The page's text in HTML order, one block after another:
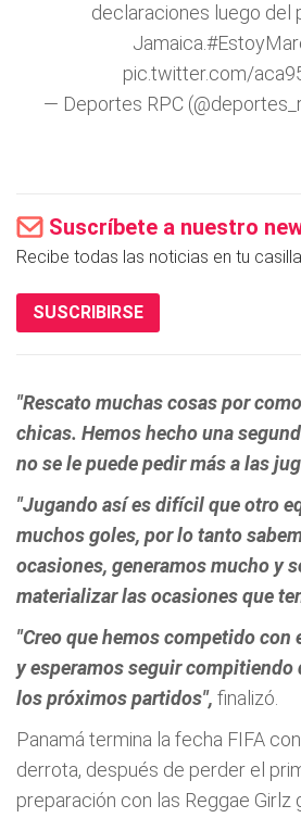
declaraciones luego del
Jamaica.
pic.twitter.com/
— Deportes RPC
Suscríbete a nuestro
Recibe todas las noticias en tu
SUSCRIBIRSE
"Rescato muchas cosas por
chicas. Hemos hecho una
no se le puede pedir más a las
"Jugando así es difícil que otro
muchos goles, por lo tanto
ocasiones, generamos mucho y
materializar las ocasiones que
"Creo que hemos competido con
y esperamos seguir compitiendo
los próximos partidos", finalizó.
Panamá termina la fecha FIFA
derrota, después de perder el
preparación con las Reggae Girlz